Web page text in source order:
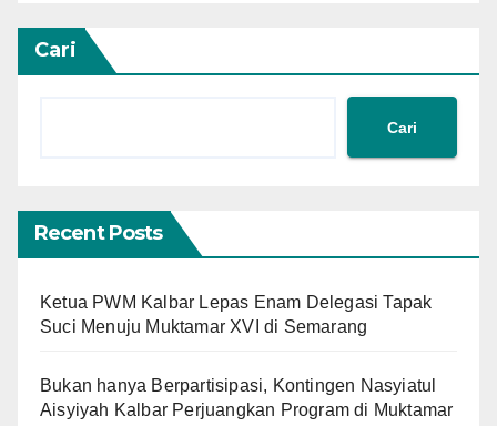
Cari
Cari
Recent Posts
Ketua PWM Kalbar Lepas Enam Delegasi Tapak
Suci Menuju Muktamar XVI di Semarang
Bukan hanya Berpartisipasi, Kontingen Nasyiatul
Aisyiyah Kalbar Perjuangkan Program di Muktamar